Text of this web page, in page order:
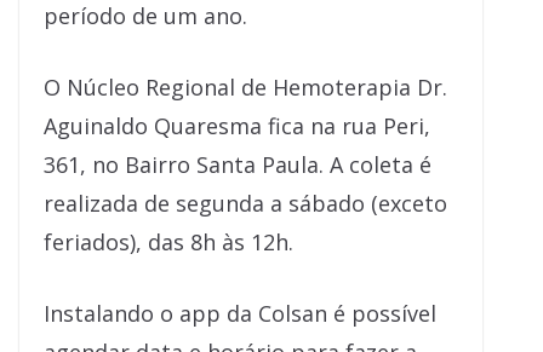
período de um ano.
O Núcleo Regional de Hemoterapia Dr.
Aguinaldo Quaresma fica na rua Peri,
361, no Bairro Santa Paula. A coleta é
realizada de segunda a sábado (exceto
feriados), das 8h às 12h.
Instalando o app da Colsan é possível